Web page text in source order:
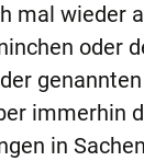
mal wieder
oder
immerhin
in